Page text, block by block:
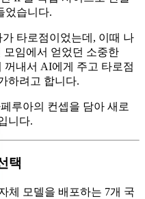
었습니다.
타로점이었는데, 이때 나
모임에서 얻었던 소중한
꺼내서 AI에게 주고 타로점
하려고 합니다.
루아의 컨셉을 담아 새로
니다.
택
체 모델을 배포하는 7개 국